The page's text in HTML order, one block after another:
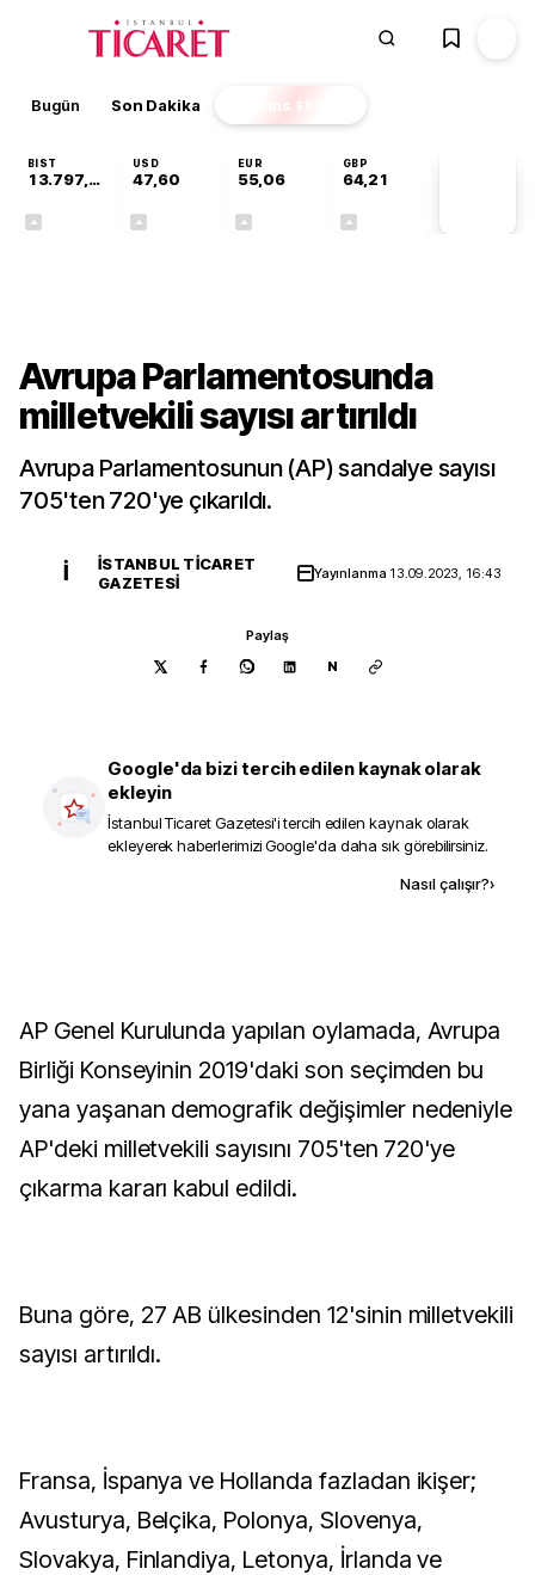
Bugün Son Dakika Finans EKSTRA
BIST
13.797,21
USD
47,60
EUR
55,06
GBP
64,21
Avrupa Parlamentosunda
milletvekili sayısı artırıldı
Avrupa Parlamentosunun (AP) sandalye sayısı
705'ten 720'ye çıkarıldı.
İ
İSTANBUL TICARET
GAZETESI
Yayınlanma 13.09.2023, 16:43
Paylaş
N
Google'da bizi tercih edilen kaynak olarak
ekleyin
İstanbul Ticaret Gazetesi'i tercih edilen kaynak olarak
ekleyerek haberlerimizi Google'da daha sık görebilirsiniz.
Nasıl çalışır?›
AP Genel Kurulunda yapılan oylamada, Avrupa
Birliği Konseyinin 2019'daki son seçimden bu
yana yaşanan demografik değişimler nedeniyle
AP'deki milletvekili sayısını 705'ten 720'ye
çıkarma kararı kabul edildi.
Buna göre, 27 AB ülkesinden 12'sinin milletvekili
sayısı artırıldı.
Fransa, İspanya ve Hollanda fazladan ikişer;
Avusturya, Belçika, Polonya, Slovenya,
Slovakya, Finlandiya, Letonya, İrlanda ve